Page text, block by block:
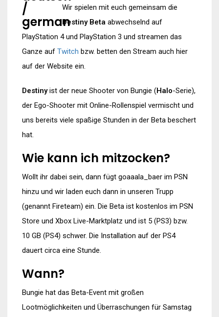
Wir spielen mit euch gemeinsam die
Destiny Beta abwechselnd auf
PlayStation 4 und PlayStation 3 und streamen das
Ganze auf Twitch bzw. betten den Stream auch hier
auf der Website ein.
Destinyist der neue Shooter von Bungie (Halo-Serie),
der Ego-Shooter mit Online-Rollenspiel vermischt und
uns bereits viele spaßige Stunden in der Beta beschert
hat.
Wie kann ich mitzocken?
Wollt ihr dabei sein, dann fügt goaaala_baer im PSN
hinzu und wir laden euch dann in unseren Trupp
(genannt Fireteam) ein. Die Beta ist kostenlos im PSN
Store und Xbox Live-Marktplatz und ist 5 (PS3) bzw.
10 GB (PS4) schwer. Die Installation auf der PS4
dauert circa eine Stunde.
Wann?
Bungie hat das Beta-Event mit großen
Lootmöglichkeiten und Überraschungen für Samstag